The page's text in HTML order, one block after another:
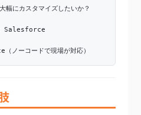
幅にカスタマイズしたいか？
Salesforce
ノーコードで現場が対応）